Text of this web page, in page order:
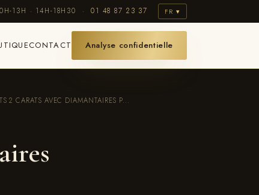
13H · 14H-18H30 ·01 48 87 23 37 FR ▾
CONTACT Analyse confidentielle
2 CARATS AVEC DIAMANTAIRES P...